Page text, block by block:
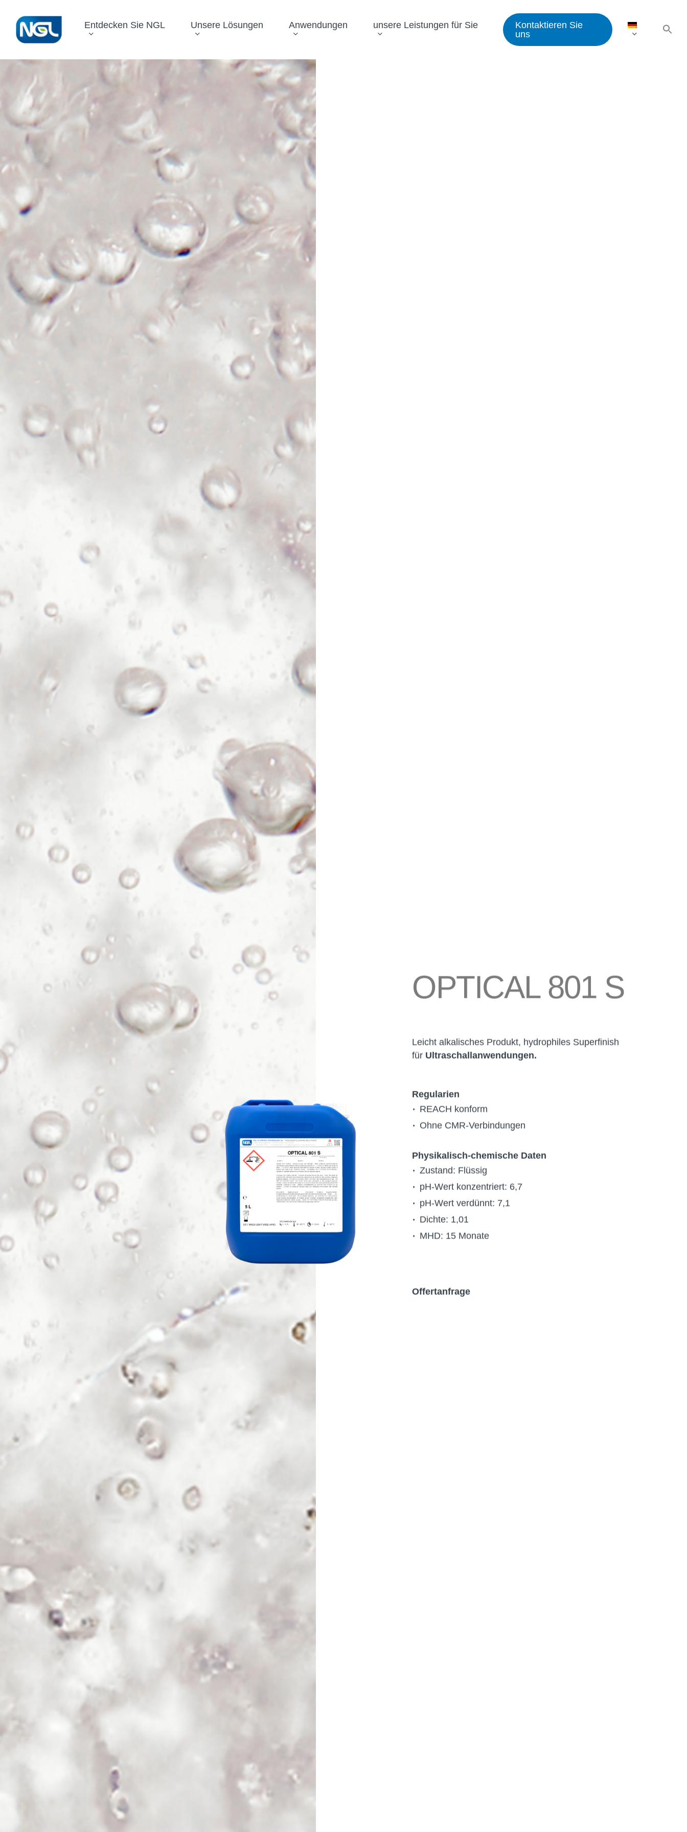
main
content
Entdecken Sie NGL Unsere Lösungen Anwendungen unsere Leistungen für Sie
Kontaktieren Sie
uns
OPTICAL 801 S
Leicht alkalisches Produkt, hydrophiles Superfinish
für Ultraschallanwendungen.
Regularien
REACH konform
Ohne CMR-Verbindungen
Physikalisch-chemische Daten
Zustand: Flüssig
pH-Wert konzentriert: 6,7
pH-Wert verdünnt: 7,1
Dichte: 1,01
MHD: 15 Monate
Offertanfrage